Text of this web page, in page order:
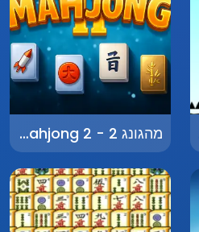
מהגונג 2 - Mahjong 2